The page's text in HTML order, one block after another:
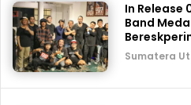
In Release
Band
Sumatera